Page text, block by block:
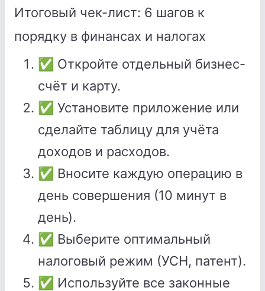
Итоговый чек-лист: 6 шагов к
порядку в финансах и налогах
✅ Откройте отдельный бизнес-
счёт и карту.
✅ Установите приложение или
сделайте таблицу для учёта
доходов и расходов.
✅ Вносите каждую операцию в
день совершения (10 минут в
день).
✅ Выберите оптимальный
налоговый режим (УСН, патент).
✅ Используйте все законные